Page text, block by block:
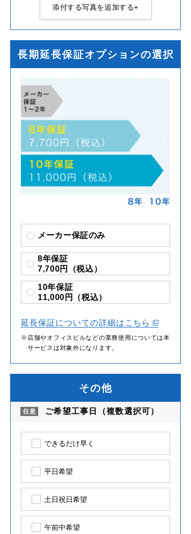
添付する写真を追加する+
長期延長保証オプションの選択
メーカー保証のみ
8年保証
7,700円（税込）
10年保証
11,000円（税込）
延長保証についての詳細はこちら
店舗やオフィスビルなどの業務使用については本
サービスは対象外になります。
その他
ご希望工事日（複数選択可）
できるだけ早く
平日希望
土日祝日希望
午前中希望